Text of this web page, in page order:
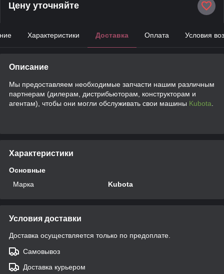
Цену уточняйте
Характеристики Доставка Оплата Условия
Описание
Мы предоставляем необходимые запчасти нашим различным
партнерам (дилерам, дистрибьюторам, конструкторам и
агентам), чтобы они могли обслуживать свои машины Kubota
Характеристики
Основные
Марка
Kubota
Условия доставки
Доставка осуществляется только по предоплате.
Самовывоз
Доставка курьером